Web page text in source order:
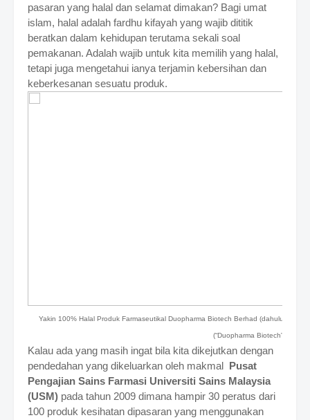
pasaran yang halal dan selamat dimakan? Bagi umat
islam, halal adalah fardhu kifayah yang wajib dititik
beratkan dalam kehidupan terutama sekali soal
pemakanan. Adalah wajib untuk kita memilih yang halal,
tetapi juga mengetahui ianya terjamin kebersihan dan
keberkesanan sesuatu produk.
Yakin 100% Halal Produk Farmaseutikal Duopharma Biotech Berhad (dahulunya
(“Duopharma Biotech”)
Kalau ada yang masih ingat bila kita dikejutkan dengan
pendedahan yang dikeluarkan oleh makmal Pusat
Pengajian Sains Farmasi Universiti Sains Malaysia
(USM) pada tahun 2009 dimana hampir 30 peratus dari
100 produk kesihatan dipasaran yang menggunakan